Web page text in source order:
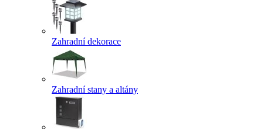
Zahradní dekorace
Zahradní stany a altány